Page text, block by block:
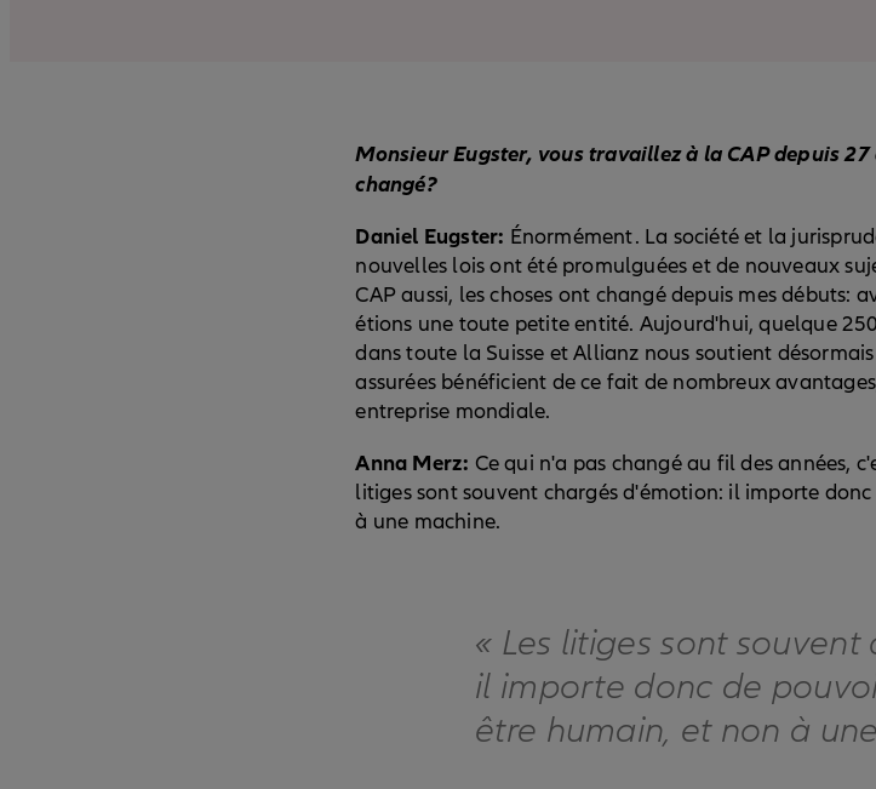
Monsieur Eugster, vous travaillez à la CAP depuis
changé?
Daniel Eugster: Énormément. La société et la
nouvelles lois ont été promulguées et de nouveaux
CAP aussi, les choses ont changé depuis mes débuts:
étions une toute petite entité. Aujourd'hui, quelque
dans toute la Suisse et Allianz nous soutient
assurées bénéficient de ce fait de nombreux
entreprise mondiale.
Anna Merz: Ce qui n'a pas changé au fil des années,
litiges sont souvent chargés d'émotion: il importe
à une machine.
« Les litiges sont
il importe donc de
être humain, et non à